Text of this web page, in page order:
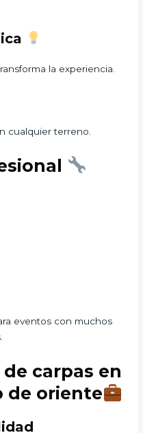
la experiencia.
cualquier terreno.
eventos con muchos
carpas en
de oriente